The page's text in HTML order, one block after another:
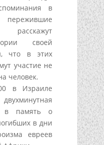
в
пережившие
своей
что в этих
участие не
человек.
в Израиле
в память о
в дни
евреев